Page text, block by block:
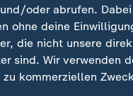
Unterstützerstaaten
oder abrufen.
ohne deine
die nicht unsere
sind. Wir verwenden
kommerziellen